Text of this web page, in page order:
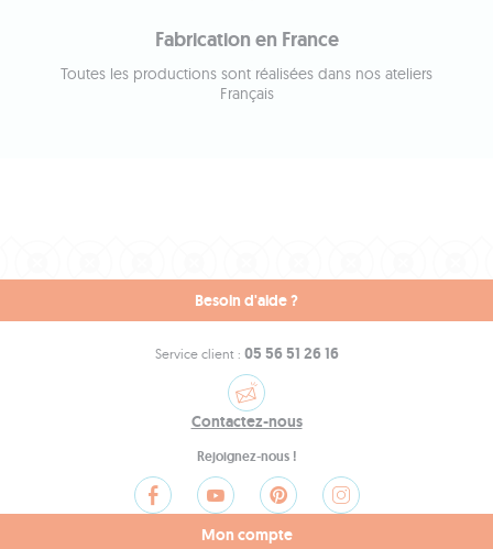
Fabrication en France
Toutes les productions sont réalisées dans nos ateliers
Français
Besoin d'aide ?
Service client : 05 56 51 26 16
Contactez-nous
Rejoignez-nous !
Mon compte